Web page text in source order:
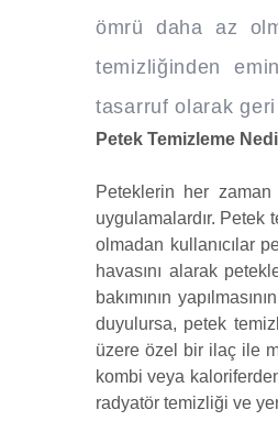
ömrü daha az
temizliğinden
tasarruf olarak geri
Petek Temizleme
Peteklerin her
uygulamalardır. Petek
olmadan kullanıcılar
havasını alarak
bakımının
duyulursa, petek
üzere özel bir ilaç ile
kombi veya
radyatör temizliği ve